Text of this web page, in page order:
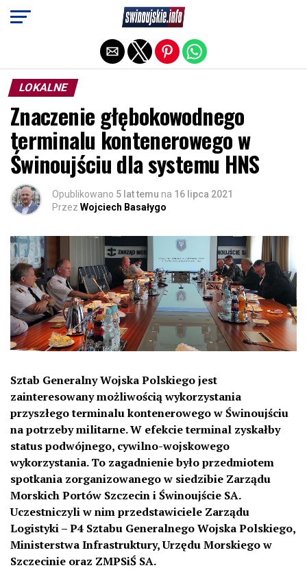
LOKALNE
Znaczenie głębokowodnego
terminalu kontenerowego w
Świnoujściu dla systemu HNS
Opublikowano 5 lat temu na 16 lipca 2021
Przez Wojciech Basałygo
Sztab Generalny Wojska Polskiego jest
zainteresowany możliwością wykorzystania
przyszłego terminalu kontenerowego w Świnoujściu
na potrzeby militarne. W efekcie terminal zyskałby
status podwójnego, cywilno-wojskowego
wykorzystania. To zagadnienie było przedmiotem
spotkania zorganizowanego w siedzibie Zarządu
Morskich Portów Szczecin i Świnoujście SA.
Uczestniczyli w nim przedstawiciele Zarządu
Logistyki – P4 Sztabu Generalnego Wojska Polskiego,
Ministerstwa Infrastruktury, Urzędu Morskiego w
Szczecinie oraz ZMPSiŚ SA.
Exit mobile version